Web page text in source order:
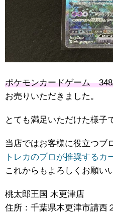
ポケモンカードゲーム
お売りいただきました。
とても満足いただけた様子
当店ではお客様に役立つブ
トレカのプロが推奨するカ
これからもよろしくお願い
桃太郎王国 木更津店
住所：千葉県木更津市請西